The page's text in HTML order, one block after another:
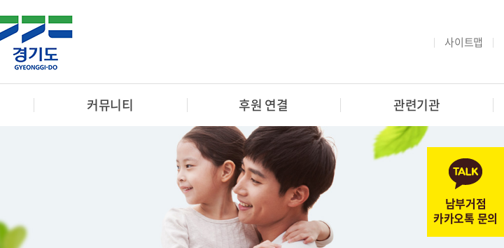
커뮤니티 후원 연결 관련기관
사이트맵
남부거점
카카오톡 문의